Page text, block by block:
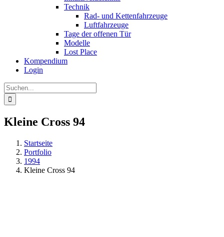
Technik
Rad- und Kettenfahrzeuge
Luftfahrzeuge
Tage der offenen Tür
Modelle
Lost Place
Kompendium
Login
Suche
nach:
Kleine Cross 94
Startseite
Portfolio
1994
Kleine Cross 94